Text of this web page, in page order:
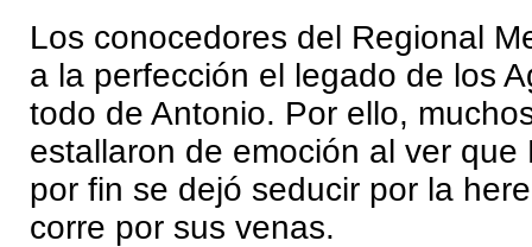
Los conocedores del Regional
a la perfección el legado de los
todo de Antonio. Por ello,
estallaron de emoción al ver que
por fin se dejó seducir por la
corre por sus venas.